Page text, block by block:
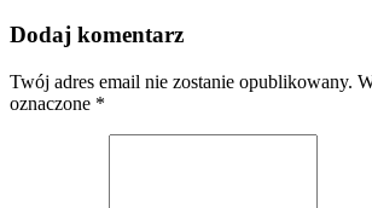
Dodaj komentarz
Twój adres email nie zostanie opublikowany.
oznaczone *